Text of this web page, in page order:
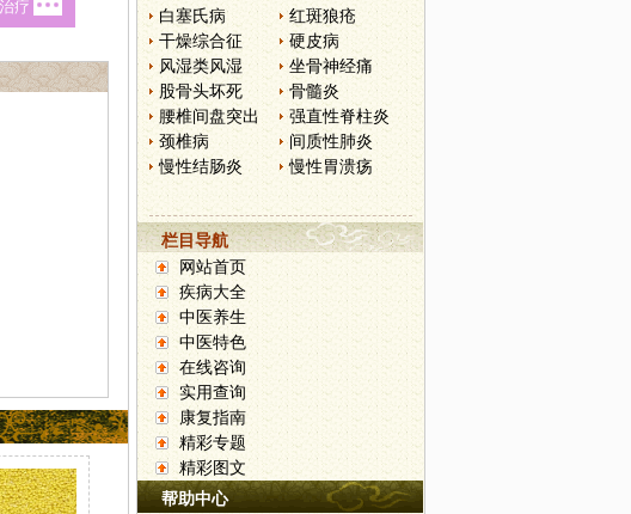
白塞氏病
红斑狼疮
干燥综合征
硬皮病
风湿类风湿
坐骨神经痛
股骨头坏死
骨髓炎
腰椎间盘突出
强直性脊柱炎
颈椎病
间质性肺炎
慢性结肠炎
慢性胃溃疡
栏目导航
网站首页
疾病大全
中医养生
中医特色
在线咨询
实用查询
康复指南
精彩专题
精彩图文
帮助中心